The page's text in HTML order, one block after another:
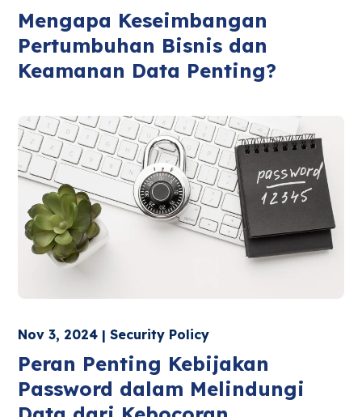
Mengapa Keseimbangan
Pertumbuhan Bisnis dan
Keamanan Data Penting?
Nov 3, 2024 | Security Policy
Peran Penting Kebijakan
Password dalam Melindungi